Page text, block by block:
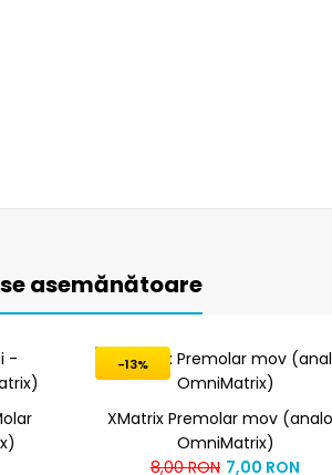
asemănătoare
-13%
XMatrix Premolar mov
OmniMatrix)
8,00 RON 7,00 RON